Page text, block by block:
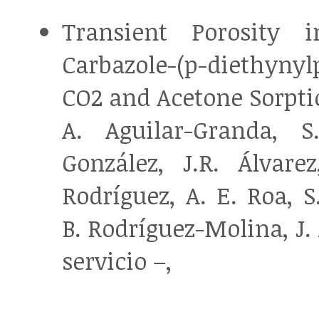
Transient Porosity
Carbazole-(p-
CO2 and Acetone
A. Aguilar-Granda,
González, J.R.
Rodríguez, A. E. Roa,
B. Rodríguez-Molina, J.
servicio –,